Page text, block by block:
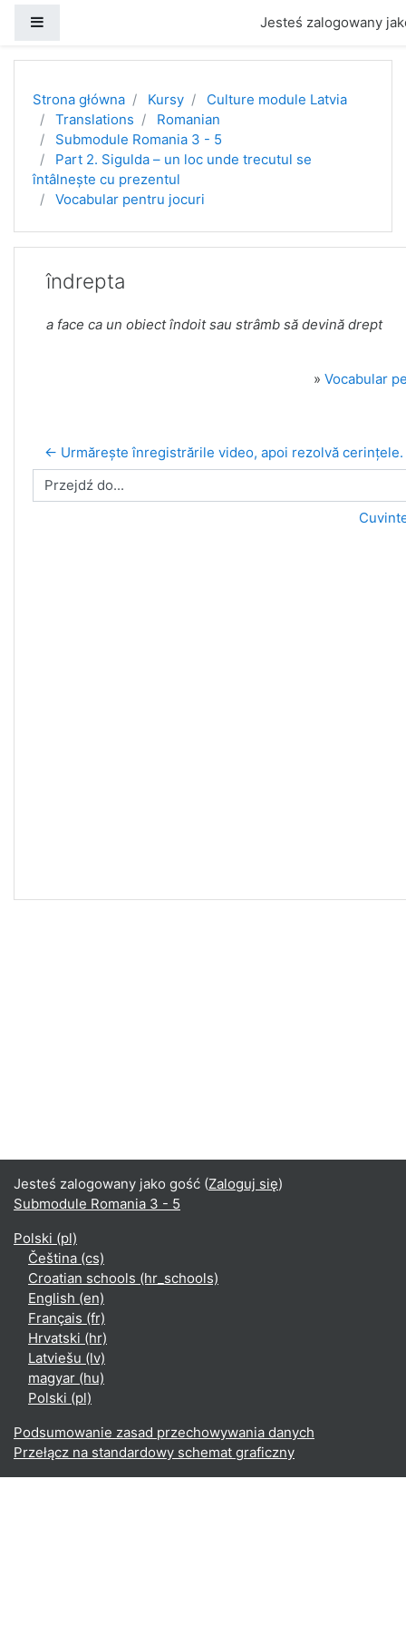
Jesteś zalogowany
Strona główna Kursy
Culture module Latvia
Translations
Romanian
Submodule Romania 3 - 5
Part 2. Sigulda – un loc unde trecutul se
întâlnește cu prezentul
Vocabular pentru jocuri
îndrepta
a face ca un obiect îndoit sau strâmb să devină drept
» Vocabular
← Urmărește înregistrările video, apoi rezolvă cerințele.
Przejdź do...
Jesteś zalogowany jako gość (Zaloguj się)
Submodule Romania 3 - 5
Polski ‎(pl)‎
Čeština ‎(cs)‎
Croatian schools ‎(hr_schools)‎
English ‎(en)‎
Français ‎(fr)‎
Hrvatski ‎(hr)‎
Latviešu ‎(lv)‎
magyar ‎(hu)‎
Polski ‎(pl)‎
Podsumowanie zasad przechowywania danych
Przełącz na standardowy schemat graficzny